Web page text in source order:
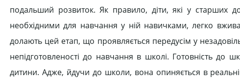
подальший розвиток. Як правило, діти, які у старших
необхідними для навчання у ній навичками, легко
долають цей етап, що проявляється передусім у
непідготовленості до навчання в школі. Готовність до
дитини. Адже, йдучи до школи, вона опиняється в